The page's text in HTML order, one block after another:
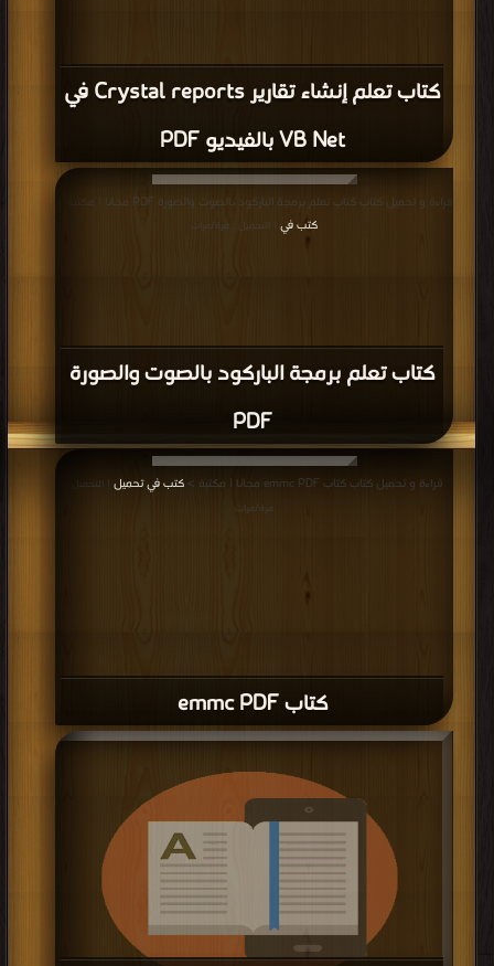
كتاب تعلم إنشاء تقارير Crystal reports في
VB Net بالفيديو PDF
كتاب تعلم برمجة الباركود بالصوت والصورة
PDF
قراءة و تحميل كتاب كتاب تعلم برمجة الباركود بالصوت والصورة PDF مجانا | مكتبة >
كتب في
| التحميل : مرة/مرات
كتاب emmc PDF
قراءة و تحميل كتاب كتاب emmc PDF مجانا | مكتبة > كتب في تحميل
| التحميل :
مرة/مرات